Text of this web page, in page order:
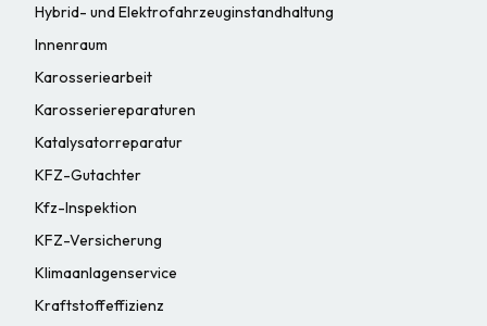
Hybrid- und Elektrofahrzeuginstandhaltung
Innenraum
Karosseriearbeit
Karosseriereparaturen
Katalysatorreparatur
KFZ-Gutachter
Kfz-Inspektion
KFZ-Versicherung
Klimaanlagenservice
Kraftstoffeffizienz